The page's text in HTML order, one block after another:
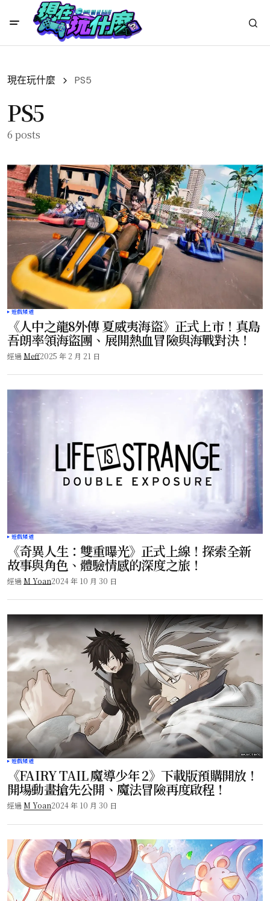
現在玩什麼 PS5
PS5
6 posts
遊戲頻道
《人中之龍8外傳 夏威夷海盜》正式上市！真島
吾朗率領海盜團、展開熱血冒險與海戰對決！
經過 Meff2025 年 2 月 21 日
遊戲頻道
《奇異人生：雙重曝光》正式上線！探索全新
故事與角色、體驗情感的深度之旅！
經過 M Yoan2024 年 10 月 30 日
遊戲頻道
《FAIRY TAIL 魔導少年 2》下載版預購開放！
開場動畫搶先公開、魔法冒險再度啟程！
經過 M Yoan2024 年 10 月 30 日